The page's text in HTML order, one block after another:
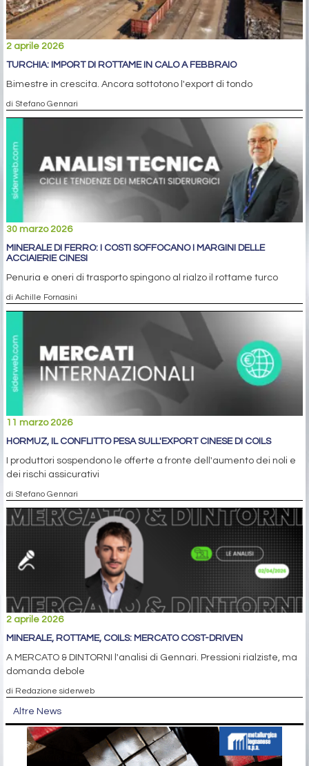
2 aprile 2026
TURCHIA: IMPORT DI ROTTAME IN CALO A FEBBRAIO
Bimestre in crescita. Ancora sottotono l'export di tondo
di Stefano Gennari
30 marzo 2026
MINERALE DI FERRO: I COSTI SOFFOCANO I MARGINI DELLE
ACCIAIERIE CINESI
Penuria e oneri di trasporto spingono al rialzo il rottame turco
di Achille Fornasini
11 marzo 2026
HORMUZ, IL CONFLITTO PESA SULL'EXPORT CINESE DI COILS
I produttori sospendono le offerte a fronte dell'aumento dei noli e
dei rischi assicurativi
di Stefano Gennari
2 aprile 2026
MINERALE, ROTTAME, COILS: MERCATO COST-DRIVEN
A MERCATO & DINTORNI l'analisi di Gennari. Pressioni rialziste, ma
domanda debole
di Redazione siderweb
Altre News